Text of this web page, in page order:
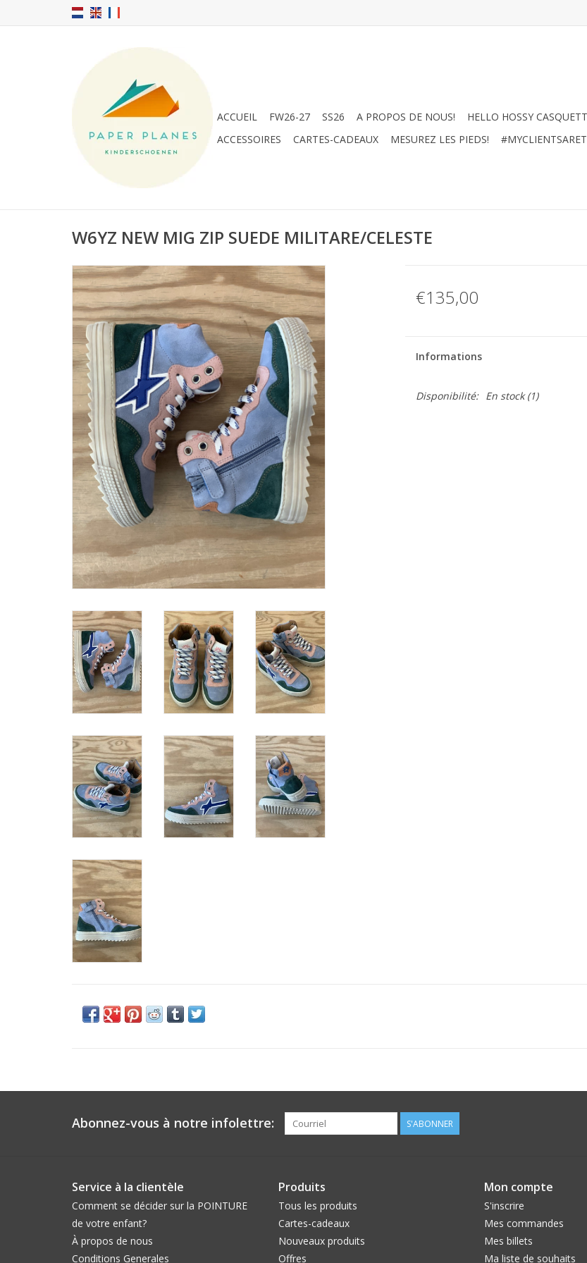
ACCUEIL FW26-27 SS26 A PROPOS DE NOUS! HELLO HOSSY
ACCESSOIRES
CARTES-CADEAUX MESUREZ LES PIEDS!
W6YZ NEW MIG ZIP SUEDE MILITARE/CELESTE
€135,00
Informations
Disponibilité: En stock(1)
Abonnez-vous à notre infolettre: S'ABONNER
Service à la clientèle
Comment se décider sur la POINTURE
de votre enfant?
À propos de nous
Conditions Generales
Produits
Tous les produits
Cartes-cadeaux
Nouveaux produits
Offres
Mon compte
S'inscrire
Mes commandes
Mes billets
Ma liste de souhaits